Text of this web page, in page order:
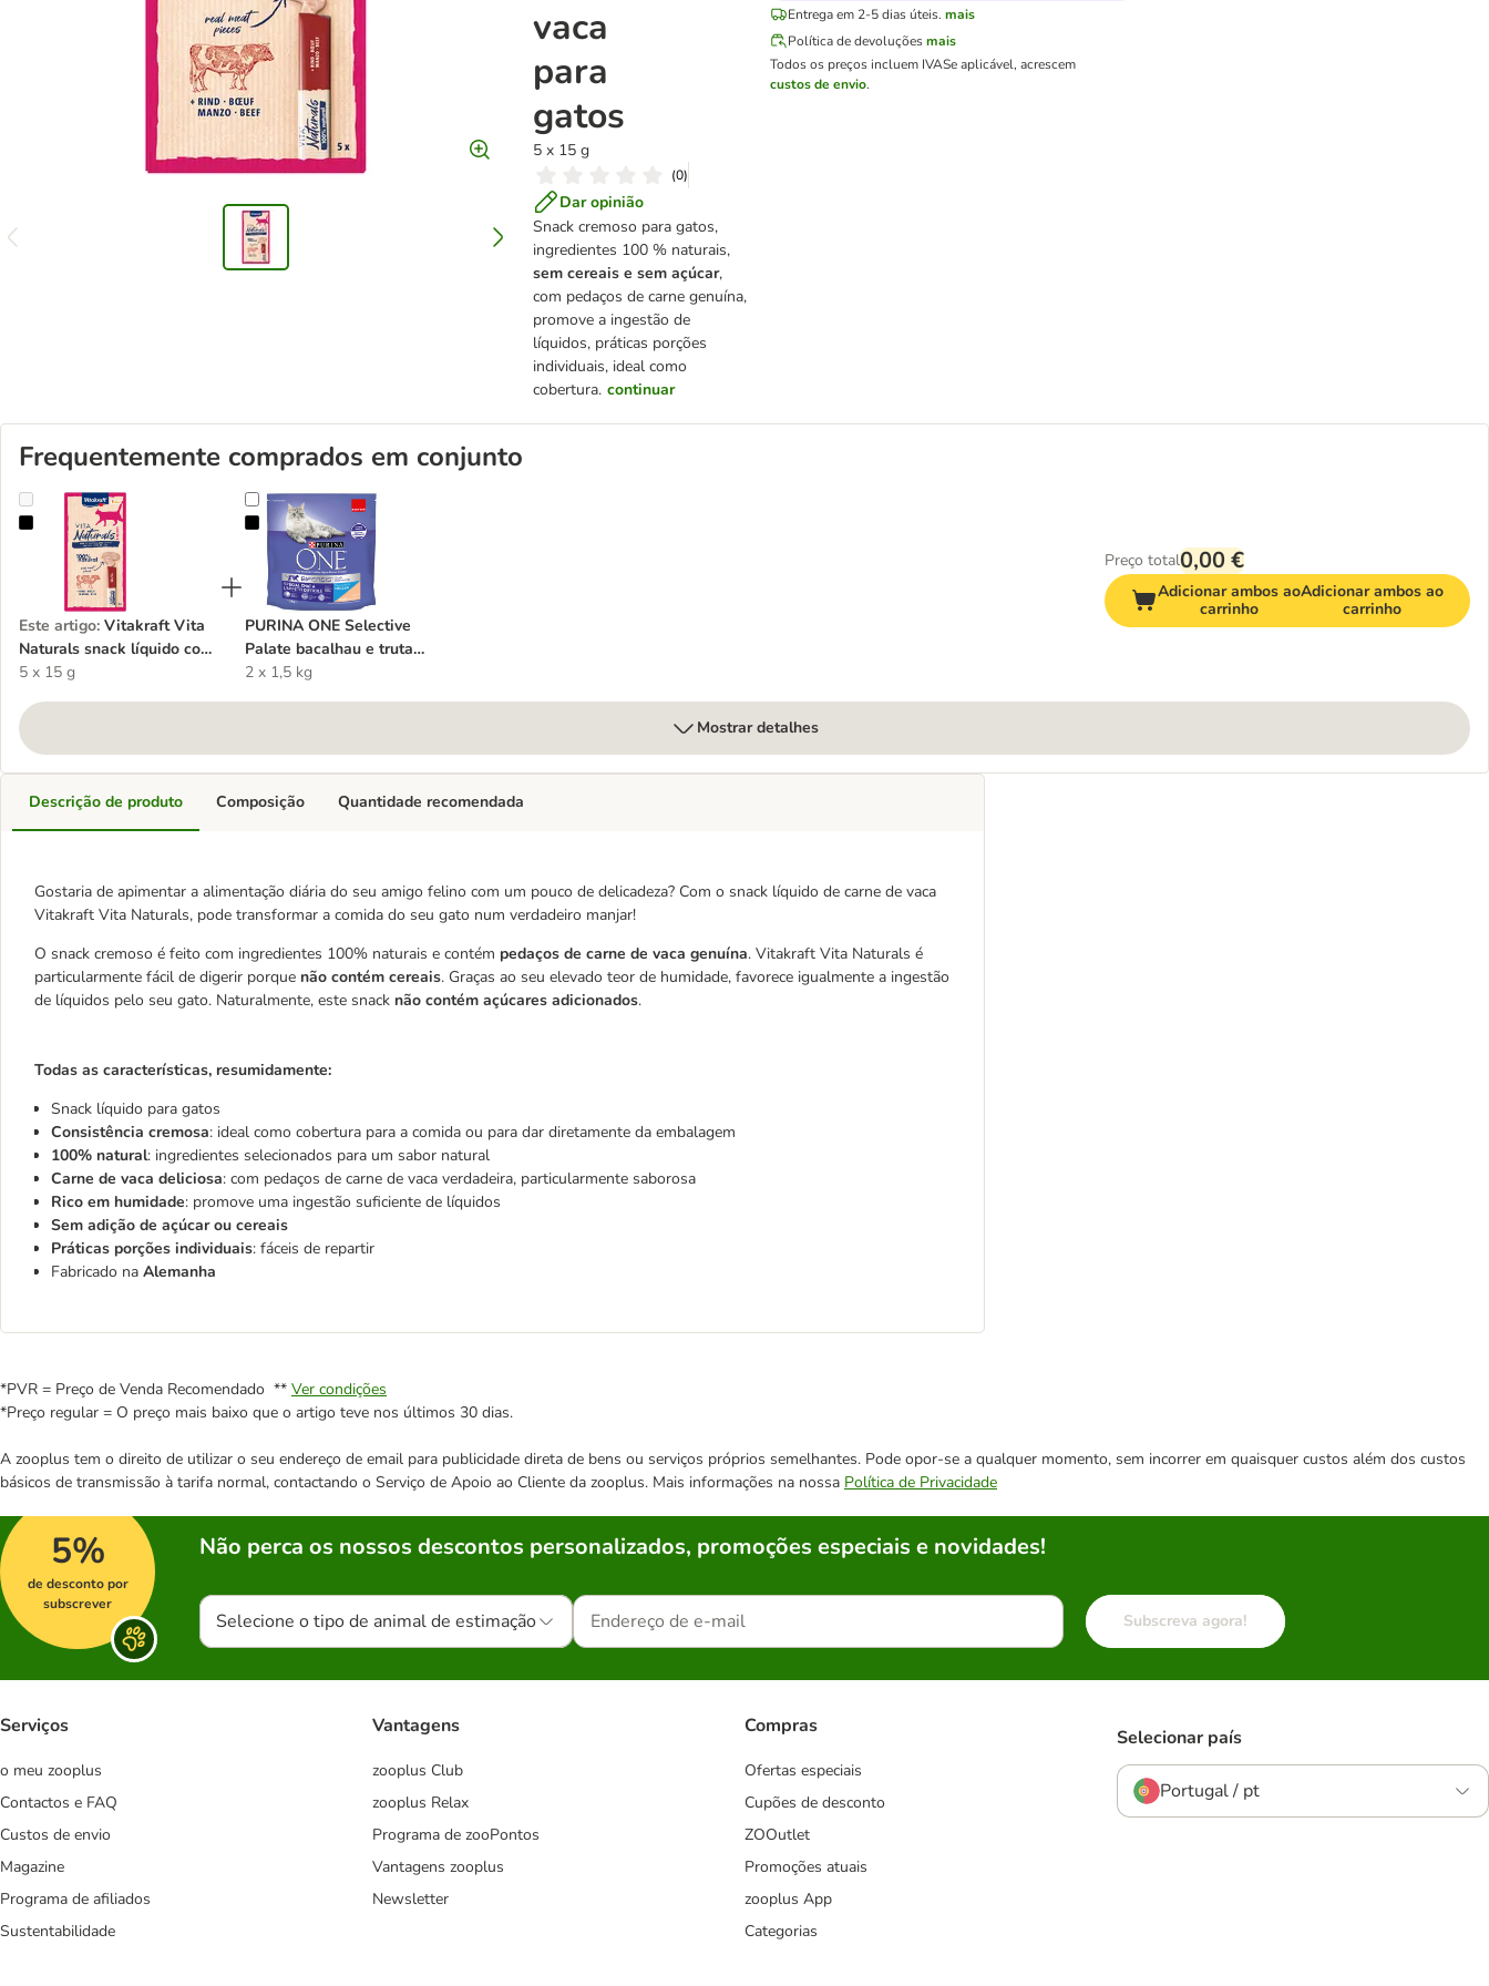
vaca
para
gatos
5 x 15 g
(0)
Dar opinião
Snack cremoso para gatos,
ingredientes 100 % naturais,
sem cereais e sem açúcar,
com pedaços de carne genuína,
promove a ingestão de
líquidos, práticas porções
individuais, ideal como
cobertura. continuar
Entrega em 2-5 dias úteis. mais
Política de devoluçõesmais
Todos os preços incluem IVASe aplicável, acrescem
custos de envio.
Frequentemente comprados em conjunto
Vitakraft Vita Naturals snack líquido com vaca para gatos
Este artigo: Vitakraft Vita
Naturals snack líquido com
vaca para gatos
5 x 15 g
PURINA ONE Selective Palate bacalhau e truta ração para gatos
PURINA ONE Selective
Palate bacalhau e truta
ração para gatos
2 x 1,5 kg
Preço total0,00 €
Adicionar ambos ao
carrinho
Adicionar ambos ao
carrinho
Mostrar detalhes
Descrição de produto
Gostaria de apimentar a alimentação diária do seu amigo felino com um pouco de delicadeza? Com o snack líquido de carne de vaca
Vitakraft Vita Naturals, pode transformar a comida do seu gato num verdadeiro manjar!
O snack cremoso é feito com ingredientes 100% naturais e contém pedaços de carne de vaca genuína. Vitakraft Vita Naturals é
particularmente fácil de digerir porque não contém cereais. Graças ao seu elevado teor de humidade, favorece igualmente a ingestão
de líquidos pelo seu gato. Naturalmente, este snack não contém açúcares adicionados.
Todas as características, resumidamente:
Snack líquido para gatos
Consistência cremosa: ideal como cobertura para a comida ou para dar diretamente da embalagem
100% natural: ingredientes selecionados para um sabor natural
Carne de vaca deliciosa: com pedaços de carne de vaca verdadeira, particularmente saborosa
Rico em humidade: promove uma ingestão suficiente de líquidos
Sem adição de açúcar ou cereais
Práticas porções individuais: fáceis de repartir
Fabricado na Alemanha
Composição Quantidade recomendada
*PVR = Preço de Venda Recomendado ** Ver condições
*Preço regular = O preço mais baixo que o artigo teve nos últimos 30 dias.
A zooplus tem o direito de utilizar o seu endereço de email para publicidade direta de bens ou serviços próprios semelhantes. Pode opor-se a qualquer momento, sem incorrer em quaisquer custos além dos custos
básicos de transmissão à tarifa normal, contactando o Serviço de Apoio ao Cliente da zooplus. Mais informações na nossa Política de Privacidade
5%
de desconto por
subscrever
Não perca os nossos descontos personalizados, promoções especiais e novidades!
Selecione o tipo de animal de estimação Subscreva agora!
Serviços
o meu zooplus
Contactos e FAQ
Custos de envio
Magazine
Programa de afiliados
Sustentabilidade
Vantagens
zooplus Club
zooplus Relax
Programa de zooPontos
Vantagens zooplus
Newsletter
Compras
Ofertas especiais
Cupões de desconto
ZOOutlet
Promoções atuais
zooplus App
Categorias
Selecionar país
Portugal / pt